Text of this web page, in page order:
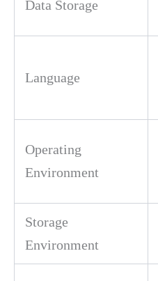
Data Storage
Language
Operating
Environment
Storage
Environment